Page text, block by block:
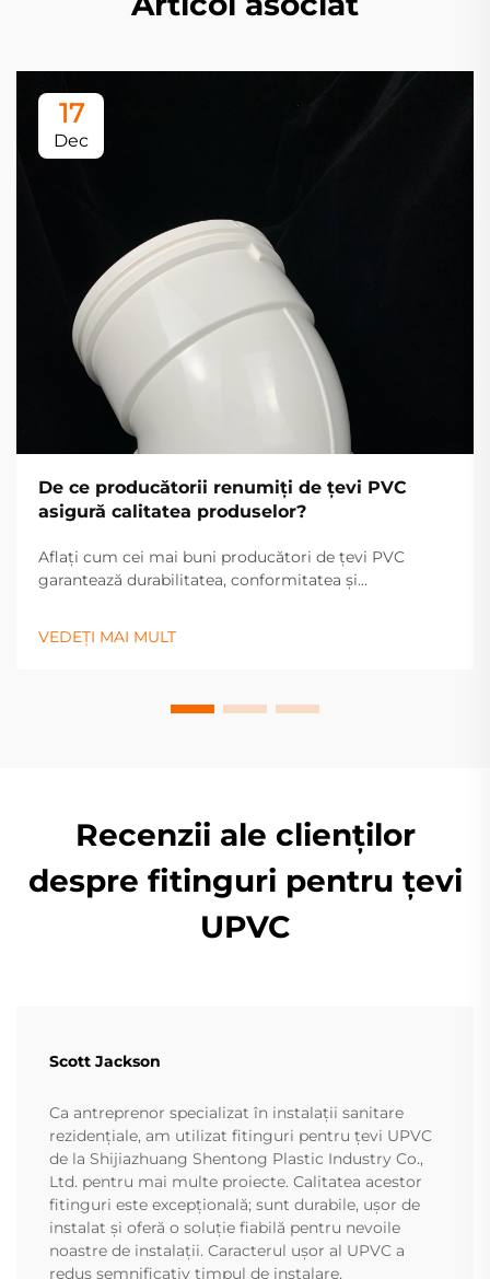
17
Dec
De ce producătorii renumiți de țevi PVC
asigură calitatea produselor?
Aflați cum cei mai buni producători de țevi PVC
garantează durabilitatea, conformitatea și
globale și extrudare bazată pe tehnologie. Obțineți
VEDEȚI MAI MULT
Recenzii ale clienților
despre fitinguri pentru țevi
UPVC
Scott Jackson
Ca antreprenor specializat în instalații sanitare
rezidențiale, am utilizat fitinguri pentru țevi UPVC
de la Shijiazhuang Shentong Plastic Industry Co.,
Ltd. pentru mai multe proiecte. Calitatea acestor
fitinguri este excepțională; sunt durabile, ușor de
instalat și oferă o soluție fiabilă pentru nevoile
noastre de instalații. Caracterul ușor al UPVC a
redus semnificativ timpul de instalare,